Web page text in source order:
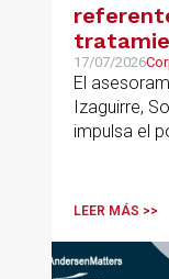
su
17/07/2026
El
Izaguirre,
impulsa el
procesos
LEER MÁS >>